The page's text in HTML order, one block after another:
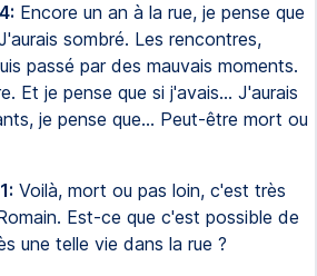
Encore un an à la rue, je pense que
sombré. Les rencontres,
passé par des mauvais moments.
Et je pense que si j'avais... J'aurais
je pense que... Peut-être mort ou
Voilà, mort ou pas loin, c'est très
Est-ce que c'est possible de
une telle vie dans la rue ?